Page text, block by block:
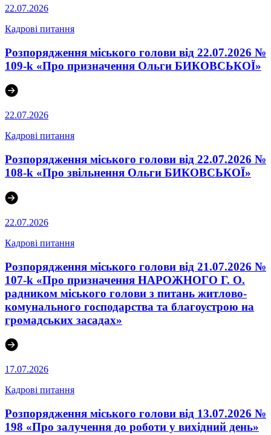
22.07.2026
Кадрові питання
Розпорядження міського голови від 22.07.2026 №
109-k «Про призначення Ольги БИКОВСЬКОЇ»
22.07.2026
Кадрові питання
Розпорядження міського голови від 22.07.2026 №
108-k «Про звільнення Ольги БИКОВСЬКОЇ»
22.07.2026
Кадрові питання
Розпорядження міського голови від 21.07.2026 №
107-k «Про призначення НАРОЖНОГО Г. О.
радником міського голови з питань житлово-
комунального господарства та благоустрою на
громадських засадах»
17.07.2026
Кадрові питання
Розпорядження міського голови від 13.07.2026 №
198 «Про залучення до роботи у вихідний день»